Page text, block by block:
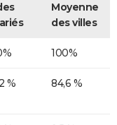
Moyenne
des villes
100%
% 84,6 %